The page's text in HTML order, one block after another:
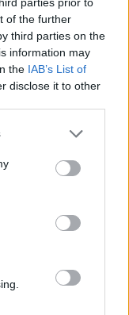
of the further
third parties on the
information may
the IAB’s List of
disclose it to other
Maccellilla tehokas